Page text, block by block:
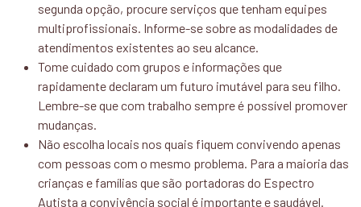
segunda opção, procure serviços que tenham equipes
multiprofissionais. Informe-se sobre as modalidades de
atendimentos existentes ao seu alcance.
Tome cuidado com grupos e informações que
rapidamente declaram um futuro imutável para seu filho.
Lembre-se que com trabalho sempre é possível promover
mudanças.
Não escolha locais nos quais fiquem convivendo apenas
com pessoas com o mesmo problema. Para a maioria das
crianças e famílias que são portadoras do Espectro
Autista a convivência social é importante e saudável.